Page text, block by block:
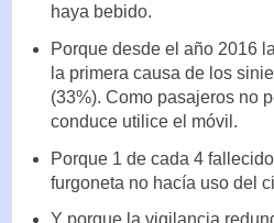
haya bebido.
Porque desde el año 2016
la primera causa de los
(33%). Como pasajeros no
conduce utilice el móvil.
Porque 1 de cada 4
furgoneta no hacía uso del